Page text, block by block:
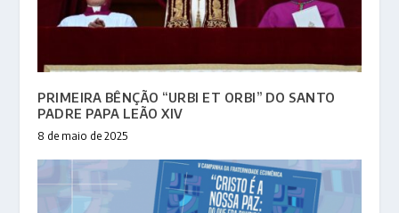
PRIMEIRA BÊNÇÃO “URBI ET ORBI” DO SANTO
PADRE PAPA LEÃO XIV
8 de maio de 2025